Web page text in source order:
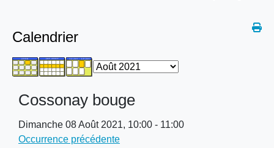
Calendrier
Cossonay bouge
Dimanche 08 Août 2021, 10:00 - 11:00
Occurrence précédente